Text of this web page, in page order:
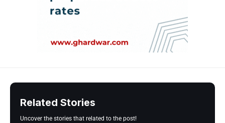
Related Stories
Uncover the stories that related to the post!